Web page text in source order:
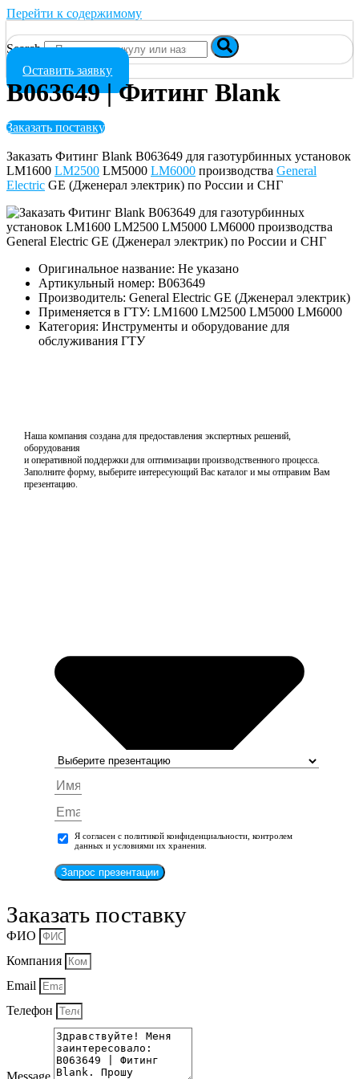
Перейти к содержимому
Search
Оставить заявку
B063649 | Фитинг Blank
Заказать поставку
Заказать Фитинг Blank B063649 для газотурбинных установок
LM1600 LM2500 LM5000 LM6000 производства General
Electric GE (Дженерал электрик) по России и СНГ
Оригинальное название: Не указано
Артикульный номер: B063649
Производитель: General Electric GE (Дженерал электрик)
Применяется в ГТУ: LM1600 LM2500 LM5000 LM6000
Категория: Инструменты и оборудование для
обслуживания ГТУ
Наша компания создана для предоставления экспертных решений,
оборудования
и оперативной поддержки для оптимизации производственного процесса.
Заполните форму, выберите интересующий Вас каталог и мы отправим Вам
презентацию.
Я согласен с политикой конфиденциальности, контролем
данных и условиями их хранения.
Запрос презентации
Заказать поставку
ФИО
Компания
Email
Телефон
Message